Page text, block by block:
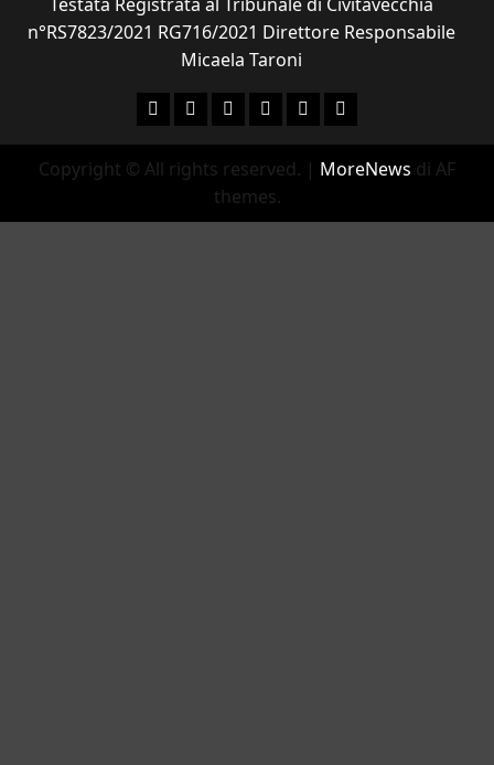
n°RS7823/2021 RG716/2021 Direttore Responsabile
Micaela Taroni
FacebookInstagram
YouTubeTwitterEmailEnte Parco
Copyright © All rights reserved. | MoreNews di AF
themes.